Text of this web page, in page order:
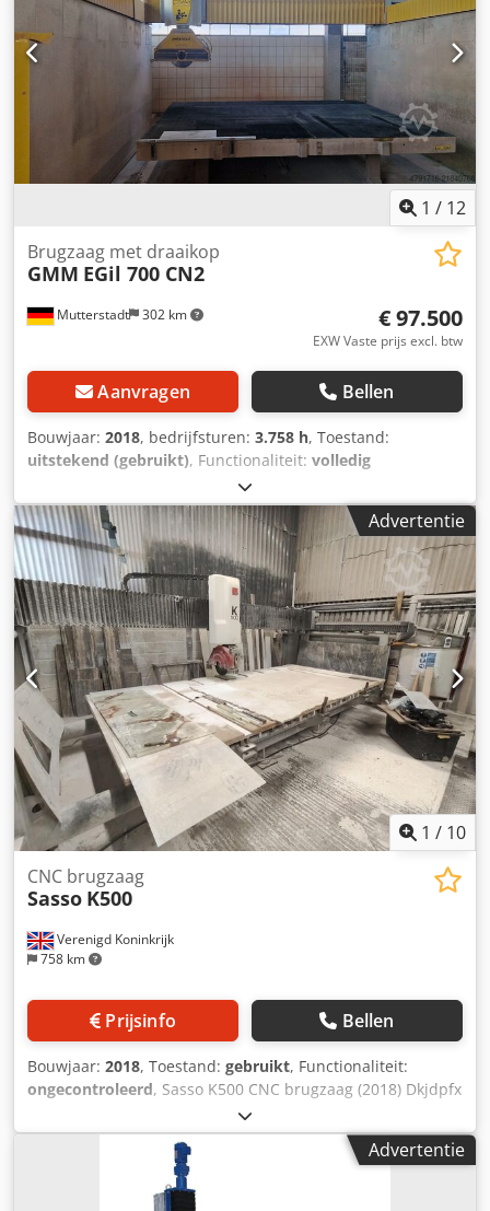
1 / 12
Mutterstadt 302 km
Brugzaag met draaikop
GMM EGil 700 CN2
€ 97.500
EXW Vaste prijs excl. btw
Aanvragen Bellen
Bouwjaar: 2018, bedrijfsturen: 3.758 h, Toestand:
uitstekend (gebruikt), Functionaliteit: volledig
, machine-/voertuignummer:
draaiende brugzaag met vacuümseparatie Ondersteuning
rijweg 3600 mm Ondersteuning hoogteverstelling 700 mm
Verlenging brugrails Y-as tot 5400 mm Max. zaagblad
diameter 825 mm voor een zaagdiepte van ca. 300 mm
Zaagmotor vermogen 23,5 kW Traploze toerentalregeling
800 - 6000 tpm Kantelbare tafel met hydraulische
kanteling 3500 mm x 2000 mm Tafelverbreding 3500 mm x
430 mm Zaagtafel met rubberen tafelbekleding
Afneembare tafel aanslagen Vacuumheffer voor
automatische afzondering van werkstukken Camera
automatische materiaalmeting automatische
gereedschapsmeting Centrale smering Airconditioning
GMM software - Frezen - Boren - Profielen - MiniCad
Dsdpfx Aqsy Iu Rajijkr - Sneden vanuit CAD - Parametrische
figuren
Advertentie
1 / 10
Verenigd Koninkrijk
758 km
CNC brugzaag
Sasso K500
Prijsinfo Bellen
Bouwjaar: 2018, Toestand: gebruikt, Functionaliteit:
ongecontroleerd, Sasso K500 CNC brugzaag (2018) Dkjdpfx
Aqjzc Rgreier 3 assen Ook beschikbaar op dezelfde locatie
– Bellani Modulo kantpolijstmachine (2010)
Advertentie